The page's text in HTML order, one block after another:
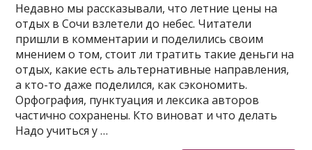
Недавно мы рассказывали, что летние цены на
отдых в Сочи взлетели до небес. Читатели
пришли в комментарии и поделились своим
мнением о том, стоит ли тратить такие деньги на
отдых, какие есть альтернативные направления,
а кто-то даже поделился, как сэкономить.
Орфография, пунктуация и лексика авторов
частично сохранены. Кто виноват и что делать
Надо учиться у …